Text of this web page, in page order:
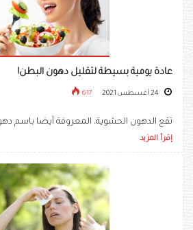
عادة يومية بسيطة لتقليل دهون البطن!
617
تقع الدهون الحشوية، المعروفة أيضا باسم
إقرأ المزيد